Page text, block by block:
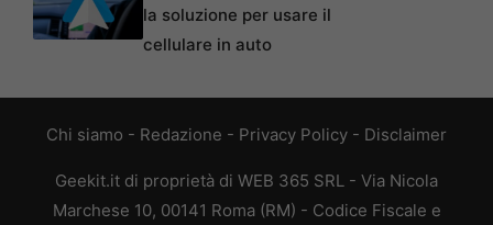
la soluzione per usare il
cellulare in auto
Chi siamo - Redazione - Privacy Policy - Disclaimer
Geekit.it di proprietà di WEB 365 SRL - Via Nicola
Marchese 10, 00141 Roma (RM) - Codice Fiscale e